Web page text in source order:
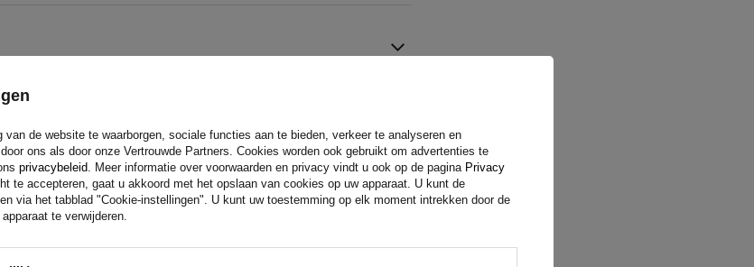
de website te waarborgen, sociale functies aan te bieden, verkeer te analyseren en
ons als door onze Vertrouwde Partners. Cookies worden ook gebruikt om advertenties te
privacybeleid. Meer informatie over voorwaarden en privacy vindt u ook op de pagina Privacy
te accepteren, gaat u akkoord met het opslaan van cookies op uw apparaat. U kunt de
via het tabblad "Cookie-instellingen". U kunt uw toestemming op elk moment intrekken door de
te verwijderen.